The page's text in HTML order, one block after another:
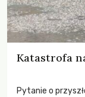
Katastrofa
Pytanie o